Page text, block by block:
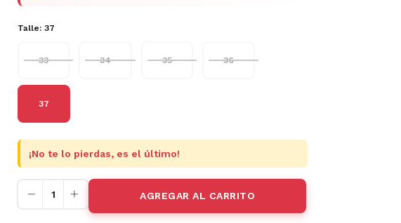
Talle: 37
33 34 35 36
37
¡No te lo pierdas, es el último!